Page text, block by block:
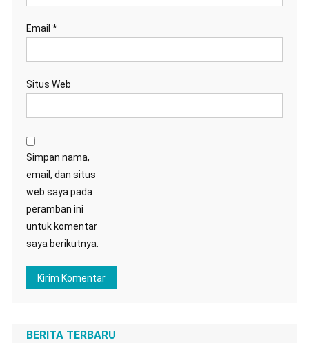
Email *
Situs Web
Simpan nama,
email, dan situs
web saya pada
peramban ini
untuk komentar
saya berikutnya.
BERITA TERBARU